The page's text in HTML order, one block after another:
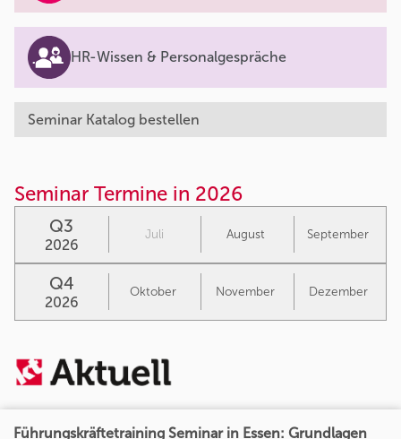
Führungskräftetraining Seminar in Essen: Grundlagen
HR-Wissen & Personalgespräche
Seminar Katalog bestellen
Seminar Termine in 2026
Q3
2026
Juli August September
Q4
2026
Oktober November Dezember